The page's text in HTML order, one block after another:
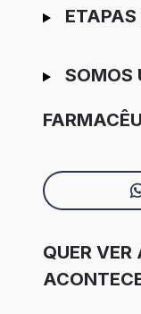
ETAPAS
SOMOS
QUER VER